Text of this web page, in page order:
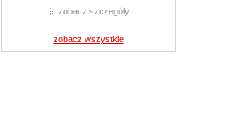
zobacz szczegóły
CAMSTAR CAM-210D
zobacz wszystkie